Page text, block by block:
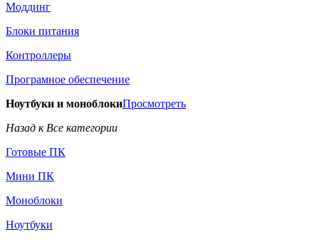
Моддинг
Блоки питания
Контроллеры
Програмное обеспечение
Ноутбуки и моноблокиПросмотреть
Назад к Все категории
Готовые ПК
Мини ПК
Моноблоки
Ноутбуки